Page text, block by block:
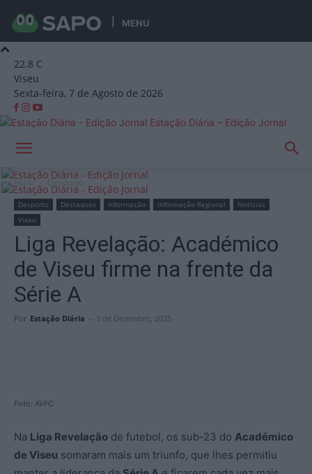
MENU
22.8 C
Viseu
Sexta-feira, 7 de Agosto de 2026
Estação Diária – Edição Jornal
Início Desporto
Desporto Destaques Informação Informação Regional
Notícias
Viseu
Liga Revelação: Académico
de Viseu firme na frente da
Série A
Por Estação Diária - 3 de Dezembro, 2025
Foto: AVFC
Na Liga Revelação de futebol, os sub-23 do Académico
de Viseu somaram mais um triunfo, que lhes permitiu